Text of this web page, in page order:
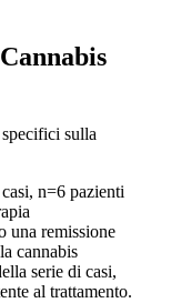
sulla
n=6 pazienti
una remissione
cannabis
serie di casi,
al trattamento.